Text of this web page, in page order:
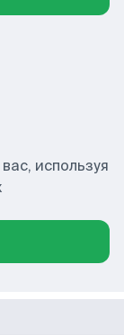
используя